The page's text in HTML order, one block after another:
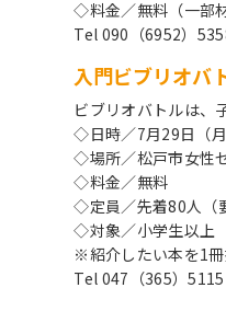
◇料金／無料（一部
Tel 090（6952）
入門ビブリオバ
ビブリオバトルは、
◇日時／7月29日（
◇場所／松戸市女性
◇料金／無料
◇定員／先着80人（
◇対象／小学生以上
※紹介したい本を1
Tel 047（365）5115